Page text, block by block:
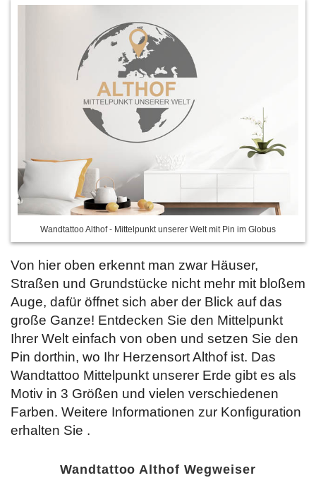
Wandtattoo Althof - Mittelpunkt unserer Welt mit Pin im Globus
Von hier oben erkennt man zwar Häuser,
Straßen und Grundstücke nicht mehr mit bloßem
Auge, dafür öffnet sich aber der Blick auf das
große Ganze! Entdecken Sie den Mittelpunkt
Ihrer Welt einfach von oben und setzen Sie den
Pin dorthin, wo Ihr Herzensort Althof ist. Das
Wandtattoo Mittelpunkt unserer Erde gibt es als
Motiv in 3 Größen und vielen verschiedenen
Farben. Weitere Informationen zur Konfiguration
erhalten Sie .
Wandtattoo Althof Wegweiser